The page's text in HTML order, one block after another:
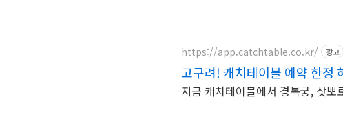
https://app.catchtable.co.kr/ 광고
고구려! 캐치테이블 예약 한정
지금 캐치테이블에서 경복궁, 삿